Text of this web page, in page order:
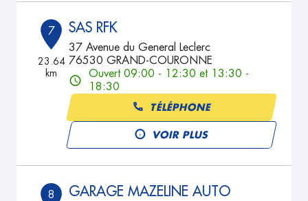
7
23.64
km
SAS RFK
37 Avenue du General Leclerc
76530 GRAND-COURONNE
Ouvert 09:00 - 12:30 et 13:30 -
18:30
TÉLÉPHONE
VOIR PLUS
8 GARAGE MAZELINE AUTO